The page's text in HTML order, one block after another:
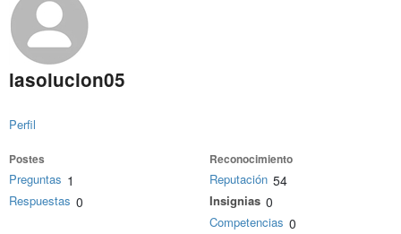
lasolucion05
Perfil
Postes
Preguntas 1
Respuestas 0
Reconocimiento
Reputación 54
Insignias 0
Competencias 0